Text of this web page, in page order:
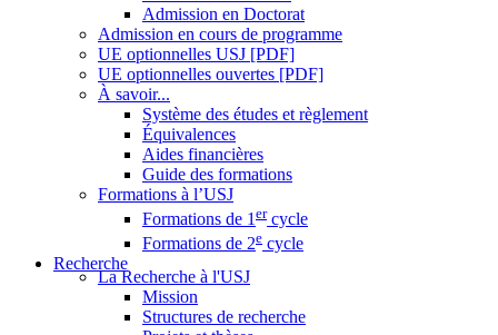
Admission en Doctorat
Admission en cours de programme
UE optionnelles USJ [PDF]
UE optionnelles ouvertes [PDF]
À savoir...
Système des études et règlement
Équivalences
Aides financières
Guide des formations
Formations à l’USJ
Formations de 1 ercycle
Formations de 2e cycle
Recherche
La Recherche à l'USJ
Mission
Structures de recherche